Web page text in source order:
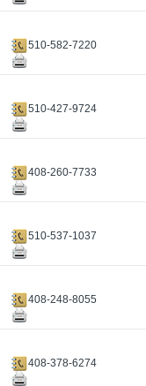
510-582-7220
510-427-9724
408-260-7733
510-537-1037
408-248-8055
408-378-6274